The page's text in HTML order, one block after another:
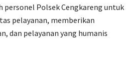
personel Polsek Cengkareng untuk
pelayanan, memberikan
dan pelayanan yang humanis